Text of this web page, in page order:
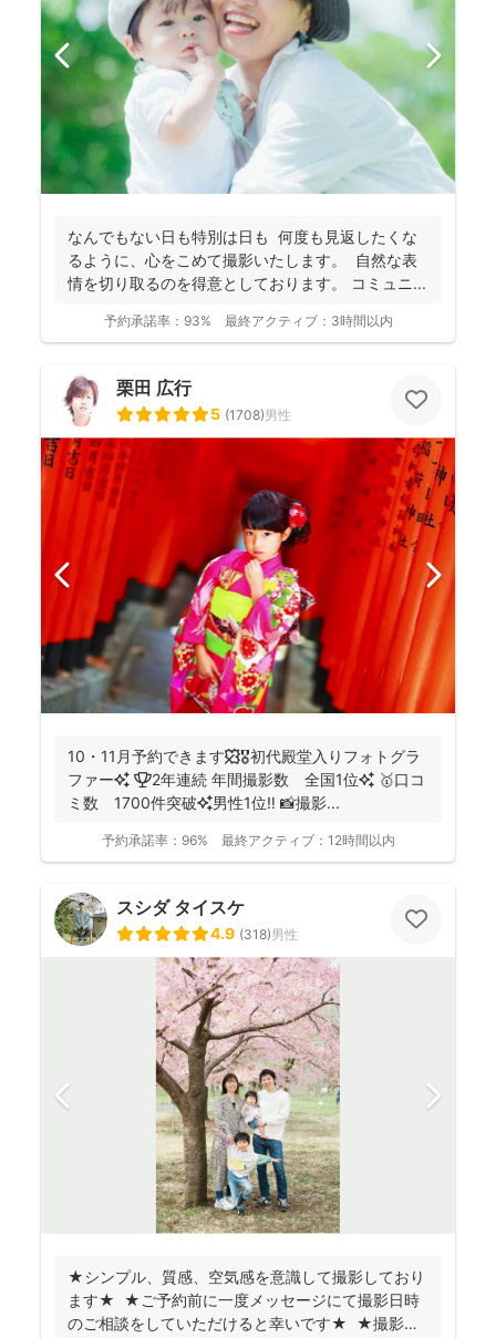
なんでもない日も特別は日も 何度も見返したくな
るように、心をこめて撮影いたします。 自然な表
情を切り取るのを得意としております。 コミュニ...
予約承諾率： 93% 最終アクティブ： 3時間以内
栗田 広行
5 (1708)男性
10・11月予約できます🍁🎖初代殿堂入りフォトグラ
ファー✨ 🏆2年連続 年間撮影数 全国1位✨ 🥇口コ
ミ数 1700件突破✨男性1位‼️ 📸撮影...
予約承諾率： 96% 最終アクティブ： 12時間以内
スシダ タイスケ
4.9 (318)男性
★シンプル、質感、空気感を意識して撮影しており
ます★ ★ご予約前に一度メッセージにて撮影日時
のご相談をしていただけると幸いです★ ★撮影に